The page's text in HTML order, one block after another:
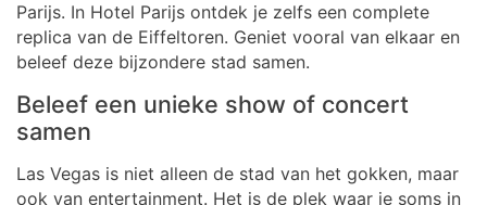
Parijs. In Hotel Parijs ontdek je zelfs een complete
replica van de Eiffeltoren. Geniet vooral van elkaar en
beleef deze bijzondere stad samen.
Beleef een unieke show of concert
samen
Las Vegas is niet alleen de stad van het gokken, maar
ook van entertainment. Het is de plek waar je soms in